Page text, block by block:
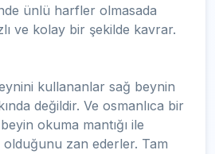
ünlü harfler olmasada
ve kolay bir şekilde kavrar.
kullananlar sağ beynin
değildir. Ve osmanlıca bir
okuma mantığı ile
olduğunu zan ederler. Tam